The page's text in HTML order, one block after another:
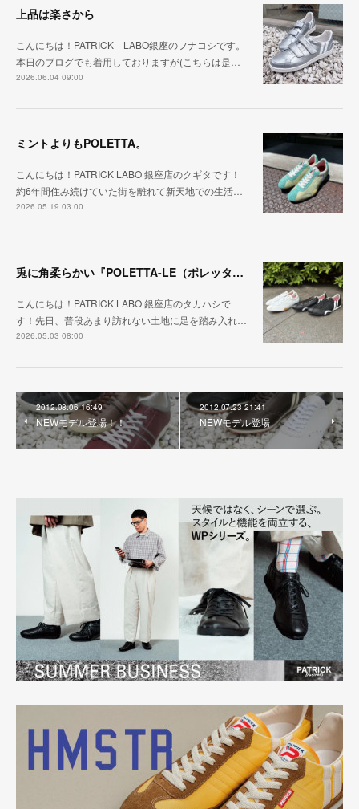
上品は楽さから
こんにちは！PATRICK LABO銀座のフナコシです。
本日のブログでも着用しておりますが(こちらは是…
2026.06.04 09:00
ミントよりもPOLETTA。
こんにちは！PATRICK LABO 銀座店のクギタです！
約6年間住み続けていた街を離れて新天地での生活…
2026.05.19 03:00
兎に角柔らかい『POLETTA-LE（ポレッタ・レザー）』
こんにちは！PATRICK LABO 銀座店のタカハシで
す！先日、普段あまり訪れない土地に足を踏み入れ…
2026.05.03 08:00
2012.08.06 16:49
NEWモデル登場！！
2012.07.23 21:41
NEWモデル登場